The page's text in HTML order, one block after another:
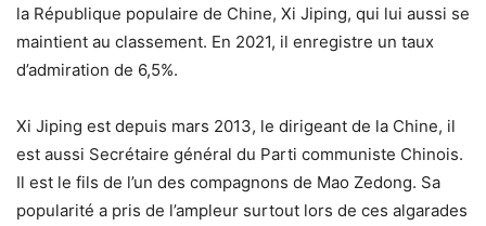
la République populaire de Chine, Xi Jiping, qui lui aussi se
maintient au classement. En 2021, il enregistre un taux
d’admiration de 6,5%.
Xi Jiping est depuis mars 2013, le dirigeant de la Chine, il
est aussi Secrétaire général du Parti communiste Chinois.
Il est le fils de l’un des compagnons de Mao Zedong. Sa
popularité a pris de l’ampleur surtout lors de ces algarades